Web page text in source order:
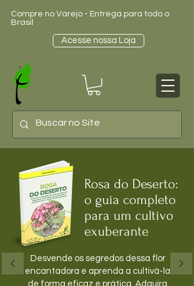
Compre no Varejo - Entrega para todo o
Brasil
Acesse nossa Loja
Rosa do Deserto:
o guia completo
para um cultivo
exuberante
Desvende os segredos dessa flor
encantadora e aprenda a cultivá-la
de forma eficaz e prática. Adquira